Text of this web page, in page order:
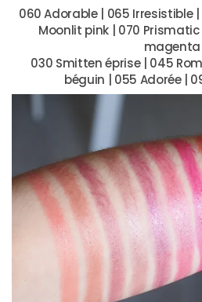
Tutoriels
(70)
Lifestyle
Coups
coeur
060 Adorable | 065 Irresistible |
Moonlit pink | 070
magenta
030 Smitten éprise | 045
béguin | 055 Adorée |